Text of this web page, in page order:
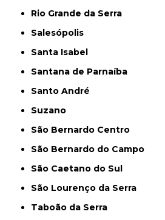
Rio Grande da Serra
Salesópolis
Santa Isabel
Santana de Parnaíba
Santo André
Suzano
São Bernardo Centro
São Bernardo do Campo
São Caetano do Sul
São Lourenço da Serra
Taboão da Serra